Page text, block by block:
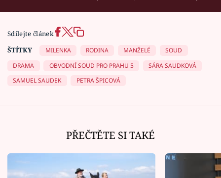
Sdílejte článek
ŠTÍTKY
MILENKA RODINA MANŽELÉ
SOUD
DRAMA
OBVODNÍ SOUD PRO PRAHU 5
SÁRA SAUDKOVÁ
SAMUEL SAUDEK
PETRA ŠPICOVÁ
PŘEČTĚTE SI TAKÉ